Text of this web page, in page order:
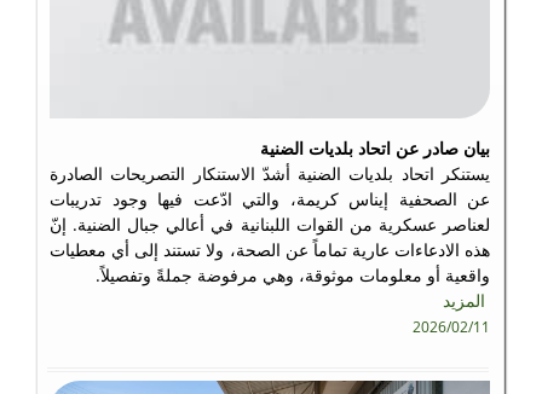
بيان صادر عن اتحاد بلديات الضنية
يستنكر اتحاد بلديات الضنية أشدّ الاستنكار التصريحات الصادرة
عن الصحفية إيناس كريمة، والتي ادّعت فيها وجود تدريبات
لعناصر عسكرية من القوات اللبنانية في أعالي جبال الضنية. إنّ
هذه الادعاءات عارية تماماً عن الصحة، ولا تستند إلى أي معطيات
واقعية أو معلومات موثوقة، وهي مرفوضة جملةً وتفصيلاً.
المزيد
2026/02/11